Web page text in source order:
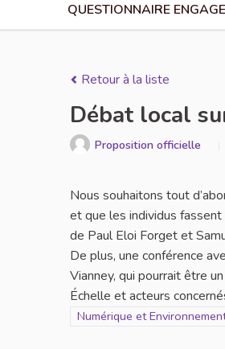
QUESTIONNAIRE
Retour à la liste
Débat local
Proposition officielle
Nous souhaitons tout
et que les individus
de Paul Eloi Forget et
De plus, une conférence
Vianney, qui pourrait être
Échelle et acteurs
Filtrer les résultats pour le
Numérique et